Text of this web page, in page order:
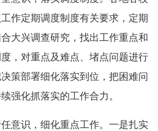
作定期调度制度有关要求，定期
大兴调查研究，找出工作重点和
，对重点及难点、堵点问题进行
策部署细化落实到位，把困难问
强化抓落实的工作合力。
识，细化重点工作。一是扎实